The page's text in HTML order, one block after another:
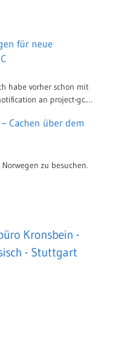
für neue
habe vorher schon mit
an project-gc.…
Cachen über dem
zu besuchen.
Kronsbein -
- Stuttgart